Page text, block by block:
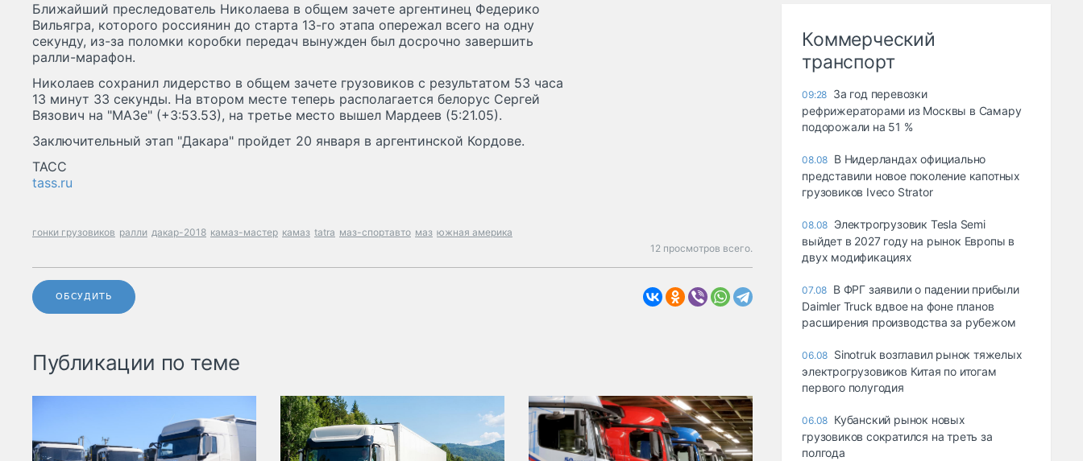
Ближайший преследователь Николаева в общем зачете аргентинец Федерико
Вильягра, которого россиянин до старта 13-го этапа опережал всего на одну
секунду, из-за поломки коробки передач вынужден был досрочно завершить
ралли-марафон.
Николаев сохранил лидерство в общем зачете грузовиков с результатом 53 часа
13 минут 33 секунды. На втором месте теперь располагается белорус Сергей
Вязович на "МАЗе" (+3:53.53), на третье место вышел Мардеев (5:21.05).
Заключительный этап "Дакара" пройдет 20 января в аргентинской Кордове.
ТАСС
tass.ru
гонки грузовиков ралли дакар-2018 камаз-мастер камаз tatra маз-спортавто маз южная америка
12 просмотров всего.
ОБСУДИТЬ
Публикации по теме
Коммерческий
транспорт
09:28 За год перевозки
рефрижераторами из Москвы в Самару
подорожали на 51 %
08.08 В Нидерландах официально
представили новое поколение капотных
грузовиков Iveco Strator
08.08 Электрогрузовик Tesla Semi
выйдет в 2027 году на рынок Европы в
двух модификациях
07.08 В ФРГ заявили о падении прибыли
Daimler Truck вдвое на фоне планов
расширения производства за рубежом
06.08 Sinotruk возглавил рынок тяжелых
электрогрузовиков Китая по итогам
первого полугодия
06.08 Кубанский рынок новых
грузовиков сократился на треть за
полгода